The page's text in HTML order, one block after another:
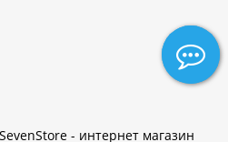
- интернет магазин